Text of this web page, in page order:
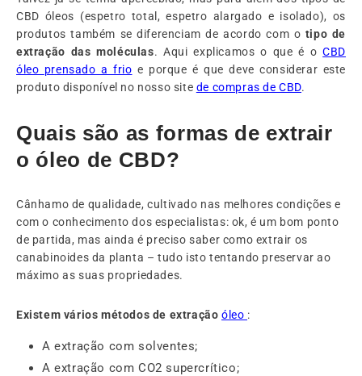
CBD óleos (espetro total, espetro alargado e isolado), os
produtos também se diferenciam de acordo com o tipo de
extração das moléculas. Aqui explicamos o que é oCBD
óleo prensado a frio e porque é que deve considerar este
produto disponível no nosso site de compras de CBD.
Quais são as formas de extrair
o óleo de CBD?
Cânhamo de qualidade, cultivado nas melhores condições e
com o conhecimento dos especialistas: ok, é um bom ponto
de partida, mas ainda é preciso saber como extrair os
canabinoides da planta – tudo isto tentando preservar ao
máximo as suas propriedades.
Existem vários métodos de extração óleo :
A extração com solventes;
A extração com CO2 supercrítico;